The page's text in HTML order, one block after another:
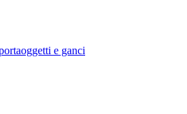
e ganci